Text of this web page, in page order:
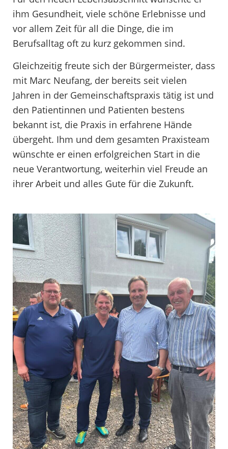
ihm Gesundheit, viele schöne Erlebnisse und
vor allem Zeit für all die Dinge, die im
Berufsalltag oft zu kurz gekommen sind.
Gleichzeitig freute sich der Bürgermeister, dass
mit Marc Neufang, der bereits seit vielen
Jahren in der Gemeinschaftspraxis tätig ist und
den Patientinnen und Patienten bestens
bekannt ist, die Praxis in erfahrene Hände
übergeht. Ihm und dem gesamten Praxisteam
wünschte er einen erfolgreichen Start in die
neue Verantwortung, weiterhin viel Freude an
ihrer Arbeit und alles Gute für die Zukunft.